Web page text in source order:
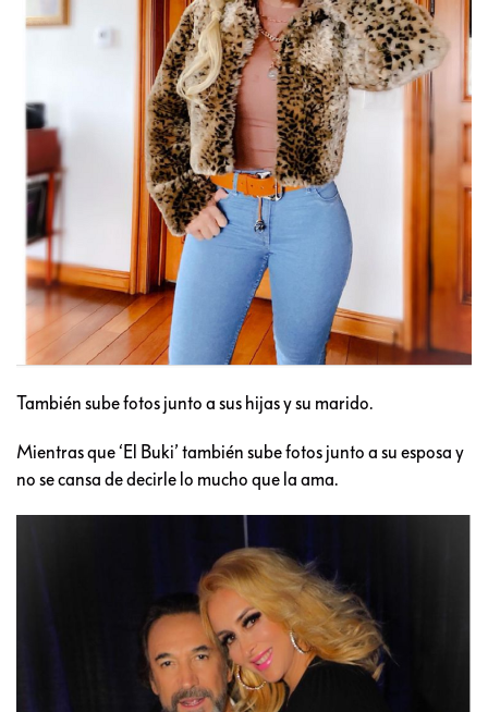
También sube fotos junto a sus hijas y su marido.
Mientras que ‘El Buki’ también sube fotos junto a su esposa y
no se cansa de decirle lo mucho que la ama.